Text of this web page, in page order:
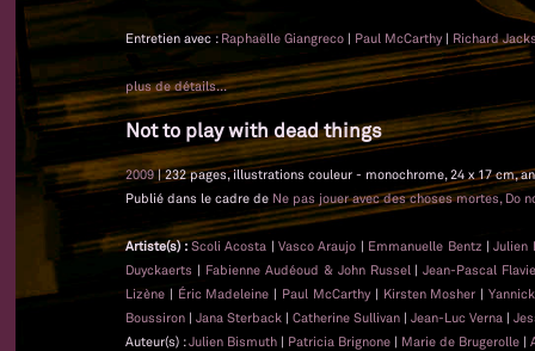
Entretien avec :Raphaëlle Giangreco | Paul McCarthy | Richard
plus de détails...
Not to play with dead things
2009| 232 pages, illustrations couleur - monochrome, 24 x 17 cm,
Publié dans le cadre de Ne pas jouer avec des choses mortes, Do
Artiste(s) :Scoli Acosta |Vasco Araujo | Emmanuelle Bentz |Julien
Duyckaerts | Fabienne Audéoud & John Russel |Jean-Pascal
Lizène | Éric Madeleine | Paul McCarthy| Kirsten Mosher |
Boussiron | Jana Sterback | Catherine Sullivan | Jean-Luc Verna |
Auteur(s) :Julien Bismuth | Patricia Brignone | Marie de Brugerolle |